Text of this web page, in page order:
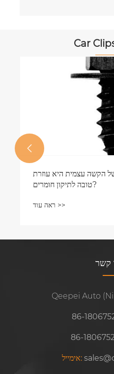
Car
הקשה עצמית היא עוזרת
טובה לתיקון חומרים?
ראה עוד >>

קשר
Qeepei Auto
אימייל: